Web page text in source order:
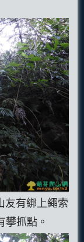
友有綁上繩索
攀抓點。